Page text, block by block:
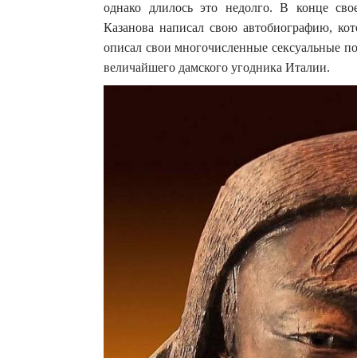
однако длилось это недолго. В конце
Казанова написал свою автобиографию,
описал свои многочисленные сексуальные
величайшего дамского угодника Италии.